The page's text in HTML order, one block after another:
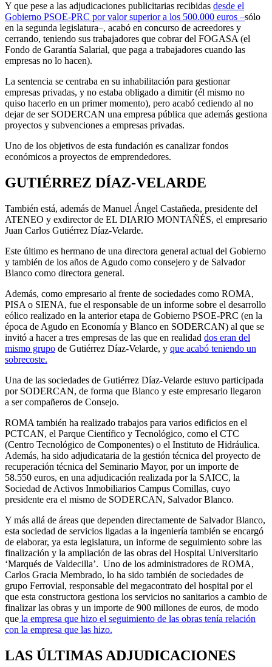
Y que pese a las adjudicaciones publicitarias recibidas desde el
Gobierno PSOE-PRC por valor superior a los 500.000 euros –sólo
en la segunda legislatura–, acabó en concurso de acreedores y
cerrando, teniendo sus trabajadores que cobrar del FOGASA (el
Fondo de Garantía Salarial, que paga a trabajadores cuando las
empresas no lo hacen).
La sentencia se centraba en su inhabilitación para gestionar
empresas privadas, y no estaba obligado a dimitir (él mismo no
quiso hacerlo en un primer momento), pero acabó cediendo al no
dejar de ser SODERCAN una empresa pública que además gestiona
proyectos y subvenciones a empresas privadas.
Uno de los objetivos de esta fundación es canalizar fondos
económicos a proyectos de emprendedores.
GUTIÉRREZ DÍAZ-VELARDE
También está, además de Manuel Ángel Castañeda, presidente del
ATENEO y exdirector de EL DIARIO MONTAÑÉS, el empresario
Juan Carlos Gutiérrez Díaz-Velarde.
Este último es hermano de una directora general actual del Gobierno
y también de los años de Agudo como consejero y de Salvador
Blanco como directora general.
Además, como empresario al frente de sociedades como ROMA,
PISA o SIENA, fue el responsable de un informe sobre el desarrollo
eólico realizado en la anterior etapa de Gobierno PSOE-PRC (en la
época de Agudo en Economía y Blanco en SODERCAN) al que se
invitó a hacer a tres empresas de las que en realidad dos eran del
mismo grupo de Gutiérrez Díaz-Velarde, y que acabó teniendo un
sobrecoste.
Una de las sociedades de Gutiérrez Díaz-Velarde estuvo participada
por SODERCAN, de forma que Blanco y este empresario llegaron
a ser compañeros de Consejo.
ROMA también ha realizado trabajos para varios edificios en el
PCTCAN, el Parque Científico y Tecnológico, como el CTC
(Centro Tecnológico de Componentes) o el Instituto de Hidráulica.
Además, ha sido adjudicataria de la gestión técnica del proyecto de
recuperación técnica del Seminario Mayor, por un importe de
58.550 euros, en una adjudicación realizada por la SAICC, la
Sociedad de Activos Inmobiliarios Campus Comillas, cuyo
presidente era el mismo de SODERCAN, Salvador Blanco.
Y más allá de áreas que dependen directamente de Salvador Blanco,
esta sociedad de servicios ligadas a la ingeniería también se encargó
de elaborar, ya esta legislatura, un informe de seguimiento sobre las
finalización y la ampliación de las obras del Hospital Universitario
‘Marqués de Valdecilla’. Uno de los administradores de ROMA,
Carlos Gracia Membrado, lo ha sido también de sociedades de
grupo Ferrovial, responsable del megacontrato del hospital por el
que esta constructora gestiona los servicios no sanitarios a cambio de
finalizar las obras y un importe de 900 millones de euros, de modo
que la empresa que hizo el seguimiento de las obras tenía relación
con la empresa que las hizo.
LAS ÚLTIMAS ADJUDICACIONES